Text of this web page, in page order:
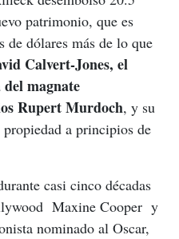
patrimonio, que es
de dólares más de lo que
Calvert-Jones, el
magnate
Rupert Murdoch, y su
a principios de
casi cinco décadas
Maxine Cooper  y
nominado al Oscar,